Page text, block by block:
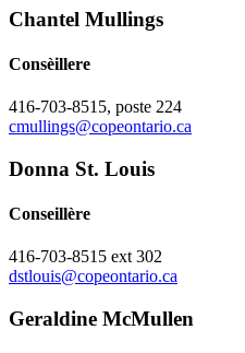
Chantel Mullings
Consèillere
416-703-8515, poste 224
cmullings@copeontario.ca
Donna St. Louis
Conseillère
416-703-8515 ext 302
dstlouis@copeontario.ca
Geraldine McMullen